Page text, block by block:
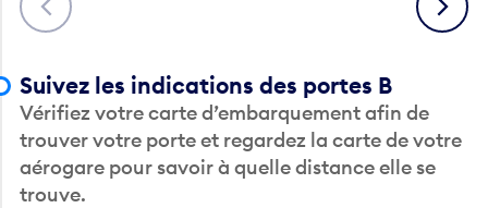
Suivez les indications des portes B
Vérifiez votre carte d’embarquement afin de
trouver votre porte et regardez la carte de votre
aérogare pour savoir à quelle distance elle se
trouve.